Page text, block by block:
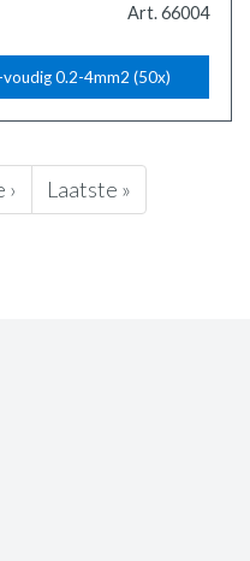
Art. 66004
0.2-4mm2 (50x)
Laatste
pagina
Laatste »